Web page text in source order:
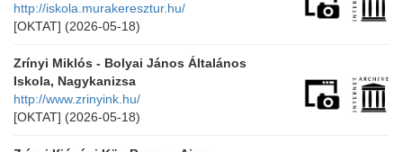
http://iskola.murakeresztur.hu/
[OKTAT] (2026-05-18)
Zrínyi Miklós - Bolyai János Általános
Iskola, Nagykanizsa
http://www.zrinyink.hu/
[OKTAT] (2026-05-18)